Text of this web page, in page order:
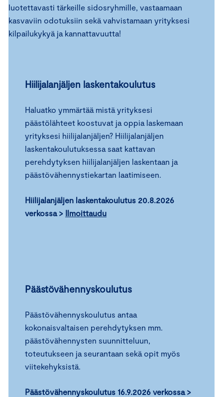
luotettavasti tärkeille sidosryhmille, vastaamaan
kasvaviin odotuksiin sekä vahvistamaan yrityksesi
kilpailukykyä ja kannattavuutta!
Hiilijalanjäljen laskentakoulutus
Haluatko ymmärtää mistä yrityksesi
päästölähteet koostuvat ja oppia laskemaan
yrityksesi hiilijalanjäljen? Hiilijalanjäljen
laskentakoulutuksessa saat kattavan
perehdytyksen hiilijalanjäljen laskentaan ja
päästövähennystiekartan laatimiseen.
Hiilijalanjäljen laskentakoulutus 20.8.2026
verkossa > Ilmoittaudu
Päästövähennyskoulutus
Päästövähennyskoulutus antaa
kokonaisvaltaisen perehdytyksen mm.
päästövähennysten suunnitteluun,
toteutukseen ja seurantaan sekä opit myös
viitekehyksistä.
Päästövähennyskoulutus 16.9.2026 verkossa >